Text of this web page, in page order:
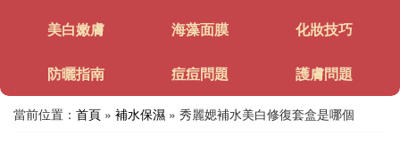
美白嫩膚 海藻面膜 化妝技巧
防曬指南 痘痘問題 護膚問題
當前位置： 首頁 » 補水保濕 » 秀麗媤補水美白修復套盒是哪個